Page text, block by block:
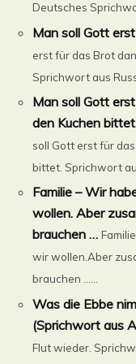
Deutsches
Man soll Gott
erst für das Brot
Sprichwort aus
Man soll Gott
den Kuchen
soll Gott erst für
bittet. Sprichwort
Familie – Wir
wollen. Aber
brauchen …
wir wollen.Aber
brauchen …...
Was die Ebbe
(Sprichwort aus
Flut wieder.